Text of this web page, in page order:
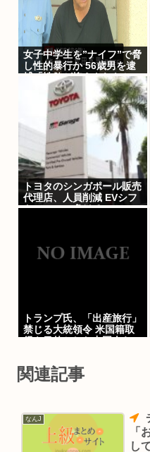
女子中学生を”ナイフ”で脅
し性的暴行か 56歳男を逮
捕「性欲が抑えきれなかっ
た」 千葉
トヨタのシンガポール販売
代理店、人員削減 EVシフ
トでBYDに負ける。
トランプ氏、「出産旅行」
禁じる大統領令 米国籍取
関連記事
なんJ
チンパンジー(180cm90kg)
「
し